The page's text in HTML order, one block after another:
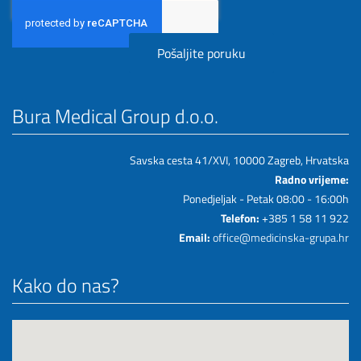
Bura Medical Group d.o.o.
Savska cesta 41/XVI, 10000 Zagreb, Hrvatska
Radno vrijeme:
Ponedjeljak - Petak 08:00 - 16:00h
Telefon:+385 1 58 11 922
Email:office@medicinska-grupa.hr
Kako do nas?